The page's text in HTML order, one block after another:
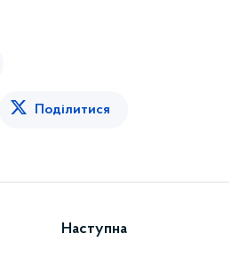
Поділитися
Наступна